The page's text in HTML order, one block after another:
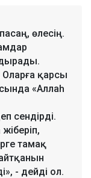
өлесің.
қарсы
«Аллаһ
сендірді.
тамақ
- дейді ол.